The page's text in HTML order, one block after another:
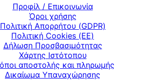
Προφίλ / Επικοινωνία
Όροι χρήσης
Πολιτική Απορρήτου (GDPR)
Πολιτική Cookies (ΕΕ)
Δήλωση Προσβασιμότητας
Χάρτης Ιστότοπου
αποστολής και πληρωμής
Δικαίωμα Υπαναχώρησης